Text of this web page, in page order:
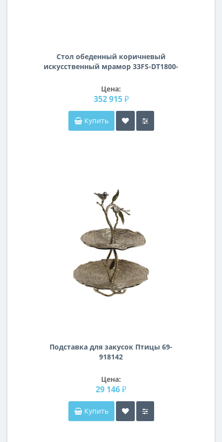
Стол обеденный коричневый
искусственный мрамор 33FS-DT1800-
Цена:
352 915 ₽
Купить
Подставка для закусок Птицы 69-
918142
Цена:
29 146 ₽
Купить